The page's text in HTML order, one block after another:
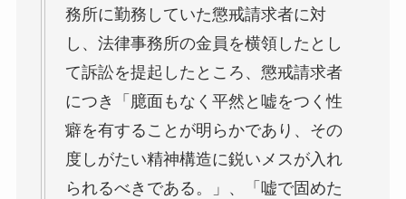
務所に勤務していた懲戒請求者に対
し、法律事務所の金員を横領したとし
て訴訟を提起したところ、懲戒請求者
につき「臆面もなく平然と嘘をつく性
癖を有することが明らかであり、その
度しがたい精神構造に鋭いメスが入れ
られるべきである。」、「嘘で固めた